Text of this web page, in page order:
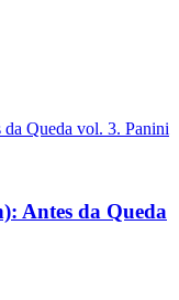
Antes da Queda